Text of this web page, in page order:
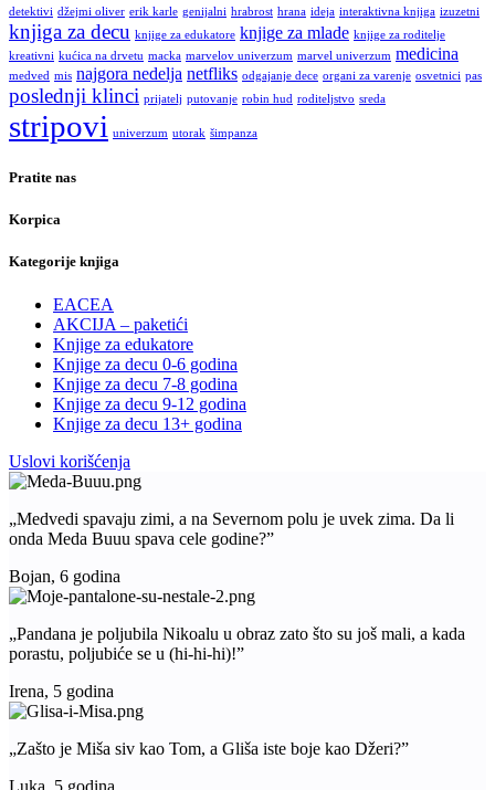
detektivi džejmi oliver erik karle genijalni hrabrost hrana ideja interaktivna knjiga izuzetni
knjiga za decu knjige za edukatore knjige za mlade knjige za roditelje
kreativni kućica na drvetu macka marvelov univerzum marvel univerzum medicina
medved mis najgora nedelja netfliks odgajanje dece organi za varenje osvetnici pas
poslednji klinci prijatelj putovanje robin hud roditeljstvo sreda
stripovi univerzum utorak šimpanza
Pratite nas
Korpica
Kategorije knjiga
EACEA
AKCIJA – paketići
Knjige za edukatore
Knjige za decu 0-6 godina
Knjige za decu 7-8 godina
Knjige za decu 9-12 godina
Knjige za decu 13+ godina
Uslovi korišćenja
„Medvedi spavaju zimi, a na Severnom polu je uvek zima. Da li
onda Meda Buuu spava cele godine?”
Bojan, 6 godina
„Pandana je poljubila Nikoalu u obraz zato što su još mali, a kada
porastu, poljubiće se u (hi-hi-hi)!”
Irena, 5 godina
„Zašto je Miša siv kao Tom, a Gliša iste boje kao Džeri?”